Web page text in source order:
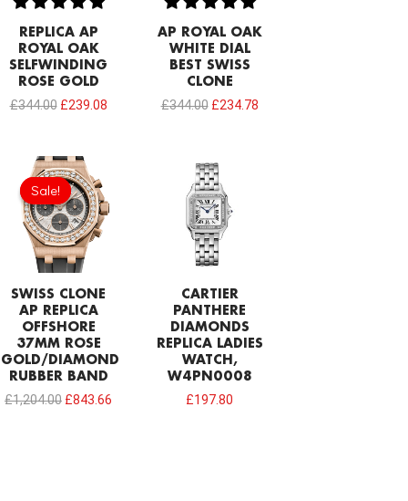
REPLICA AP
ROYAL OAK
SELFWINDING
ROSE GOLD
£344.00 £239.08
AP ROYAL OAK
WHITE DIAL
BEST SWISS
CLONE
£344.00 £234.78
Sale!
Sale!
SWISS CLONE
AP REPLICA
OFFSHORE
37MM ROSE
GOLD/DIAMOND
RUBBER BAND
£1,204.00
Original
price
was:
£1,204.00.
£843.66
CARTIER
PANTHERE
DIAMONDS
REPLICA LADIES
WATCH,
W4PN0008
£197.80